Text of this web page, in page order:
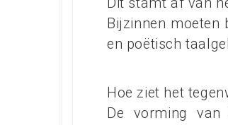
Bijzinnen
en poëtisch
Hoe ziet het
De vorming